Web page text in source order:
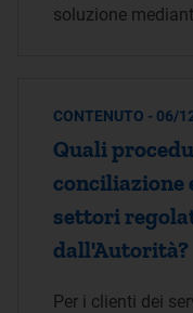
soluzione
CONTENUTO - 06/
Quali
conciliazione
settori
dall'Autorità?
Per i clienti dei